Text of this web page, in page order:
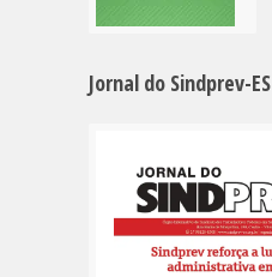
Jornal do Sindprev-ES